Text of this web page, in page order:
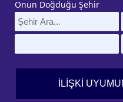
Onun Doğduğu Şehir